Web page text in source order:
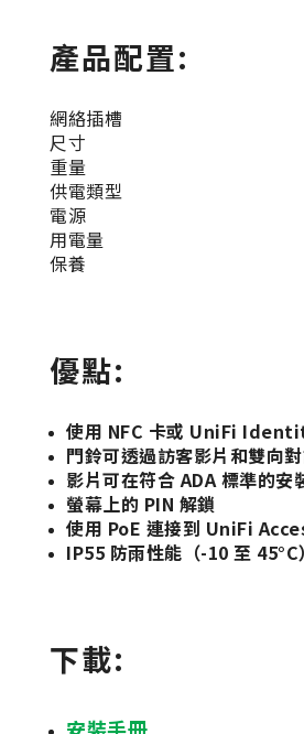
產品配置:
網絡插槽
尺寸
重量
供電類型
電源
用電量
保養
優點:
使用 NFC 卡或 UniFi
門鈴可透過訪客影片和雙向
影片可在符合 ADA 標準的安
螢幕上的 PIN 解鎖
使用 PoE 連接到 UniFi
IP55 防雨性能（-10 至 45°C）
下載: